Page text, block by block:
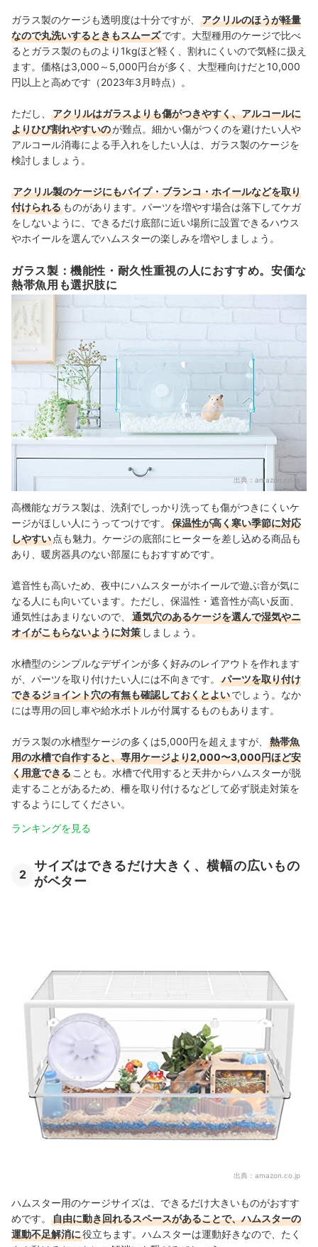
ガラス製のケージも透明度は十分ですが、
アクリルのほうが軽量
なので丸洗いするときもスムーズです。大型種用のケージで比べ
るとガラス製のものより1kgほど軽く、割れにくいので気軽に扱え
ます。価格は3,000～5,000円台が多く、大型種向けだと10,000
円以上と高めです（2023年3月時点）。
ただし、
アクリルはガラスよりも傷がつきやすく、アルコールに
よりひび割れやすいのが難点。細かい傷がつくのを避けたい人や
アルコール消毒による手入れをしたい人は、ガラス製のケージを
検討しましょう。
アクリル製のケージにもパイプ・ブランコ・ホイールなどを取り
付けられる ものがあります。パーツを増やす場合は落下してケガ
をしないように、できるだけ底部に近い場所に設置できるハウス
やホイールを選んでハムスターの楽しみを増やしましょう。
ガラス製：機能性・耐久性重視の人におすすめ。安価な
熱帯魚用も選択肢に
出典： amazon.co.jp
高機能なガラス製は、洗剤でしっかり洗っても傷がつきにくいケ
ージがほしい人にうってつけです。
保温性が高く寒い季節に対応
しやすい 点も魅力。ケージの底部にヒーターを差し込める商品も
あり、暖房器具のない部屋にもおすすめです。
遮音性も高いため、夜中にハムスターがホイールで遊ぶ音が気に
なる人にも向いています。ただし、保温性・遮音性が高い反面、
通気性はあまりないので、
通気穴のあるケージを選んで湿気やニ
オイがこもらないように対策 しましょう。
水槽型のシンプルなデザインが多く好みのレイアウトを作れます
が、パーツを取り付けたい人には不向きです。
パーツを取り付け
できるジョイント穴の有無も確認しておくとよいでしょう。なか
には専用の回し車や給水ボトルが付属するものもあります。
ガラス製の水槽型ケージの多くは5,000円を超えますが、
熱帯魚
用の水槽で自作すると、専用ケージより2,000〜3,000円ほど安
く用意できる ことも。水槽で代用すると天井からハムスターが脱
走することがあるため、柵を取り付けるなどして必ず脱走対策を
するようにしてください。
ランキングを見る
2
サイズはできるだけ大きく、横幅の広いもの
がベター
出典： amazon.co.jp
ハムスター用のケージサイズは、できるだけ大きいものがおすす
めです。
自由に動き回れるスペースがあることで、ハムスターの
運動不足解消に役立ちます。ハムスターは運動好きなので、たく